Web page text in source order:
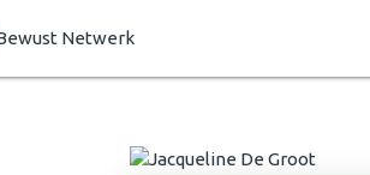
Netwerk